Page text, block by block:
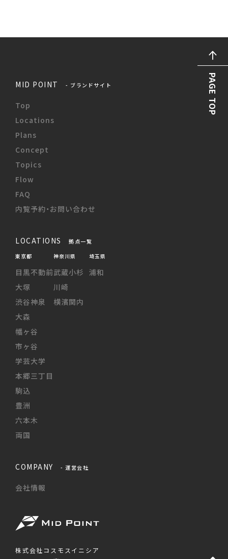
PAGE TOP
MID POINT - ブランドサイト
Top
Locations
Plans
Concept
Topics
Flow
FAQ
内覧予約・お問い合わせ
LOCATIONS
拠点一覧
東京都
目黒不動前
大塚
渋谷神泉
大森
幡ヶ谷
市ヶ谷
学芸大学
本郷三丁目
駒込
豊洲
六本木
両国
神奈川県
武蔵小杉
川崎
横濱関内
埼玉県
浦和
COMPANY - 運営会社
会社情報
株式会社コスモスイニシア